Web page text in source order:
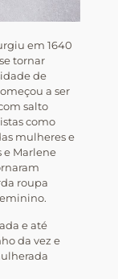
em 1640
tornar
de
a ser
salto
como
mulheres e
e Marlene
roupa
e até
da vez e